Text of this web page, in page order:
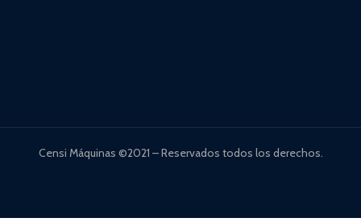
Censi Máquinas ©2021 – Reservados todos los derechos.